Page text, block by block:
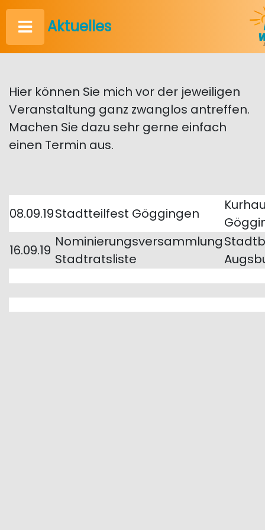
Aktuelles
Hier können Sie mich vor der jeweiligen
Veranstaltung ganz zwanglos antreffen.
Machen Sie dazu sehr gerne einfach
einen Termin aus.
08.09.19Stadtteilfest Göggingen
16.09.19
Nominierungsversammlung
Stadtratsliste